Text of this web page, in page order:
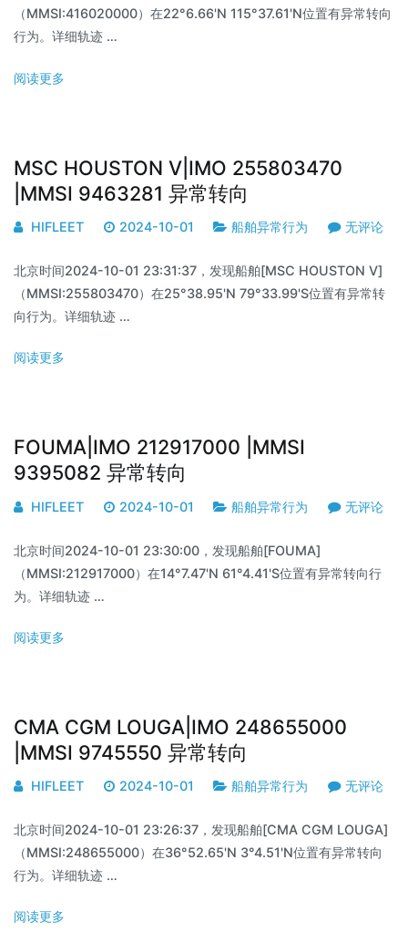
（MMSI:416020000）在22°6.66'N 115°37.61'N位置有异常转向
行为。详细轨迹 …
阅读更多
MSC HOUSTON V|IMO 255803470
|MMSI 9463281 异常转向
HIFLEET 2024-10-01 船舶异常行为 无评论
北京时间2024-10-01 23:31:37，发现船舶[MSC HOUSTON V]
（MMSI:255803470）在25°38.95'N 79°33.99'S位置有异常转
向行为。详细轨迹 …
阅读更多
FOUMA|IMO 212917000 |MMSI
9395082 异常转向
HIFLEET 2024-10-01 船舶异常行为 无评论
北京时间2024-10-01 23:30:00，发现船舶[FOUMA]
（MMSI:212917000）在14°7.47'N 61°4.41'S位置有异常转向行
为。详细轨迹 …
阅读更多
CMA CGM LOUGA|IMO 248655000
|MMSI 9745550 异常转向
HIFLEET 2024-10-01 船舶异常行为 无评论
北京时间2024-10-01 23:26:37，发现船舶[CMA CGM LOUGA]
（MMSI:248655000）在36°52.65'N 3°4.51'N位置有异常转向
行为。详细轨迹 …
阅读更多